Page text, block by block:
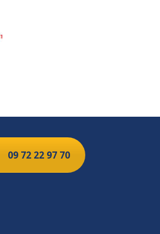
09 72 22 97 70